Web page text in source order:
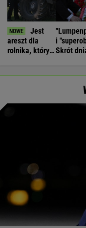
Jest
areszt dla
rolnika, który
i
Skrót